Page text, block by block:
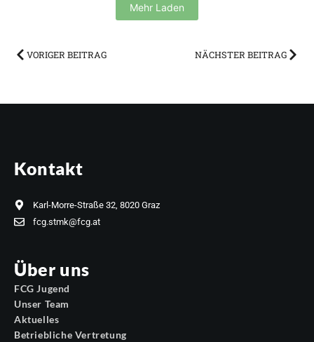
Mehr Laden
VORIGER BEITRAG NÄCHSTER BEITRAG
Kontakt
Karl-Morre-Straße 32, 8020 Graz
fcg.stmk@fcg.at
Über uns
FCG Jugend
Unser Team
Aktuelles
Betriebliche Vertretung